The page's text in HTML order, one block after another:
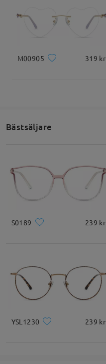
M00905 319 kr
Bästsäljare
S0189 239 kr
YSL1230 239 kr